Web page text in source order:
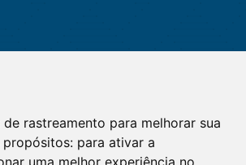
rastreamento para melhorar sua
propósitos: para ativar a
uma melhor experiência no